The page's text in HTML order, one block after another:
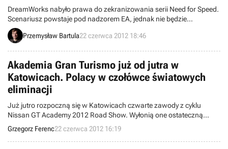
DreamWorks nabyło prawa do zekranizowania serii Need for Speed.
Scenariusz powstaje pod nadzorem EA, jednak nie będzie
ekranizacją konkretnej gry. Film trafi na ekrany najwcześniej w 2014
roku.Przemysław Bartula22 czerwca 2012 18:46
Akademia Gran Turismo już od jutra w
Katowicach. Polacy w czołówce światowych
eliminacji
Już jutro rozpoczną się w Katowicach czwarte zawody z cyklu
Nissan GT Academy 2012 Road Show. Wyłonią one ostateczną
grupę zawodników, którzy w lipcu zmierzą się w polskim finale
zmagań i zawalczą o udział w prawdziwym wyścigu na torze
Silverstone. Dotychczasowe imprezy ukazały duży potencjał polskich
Grzegorz Ferenc22 czerwca 2012 16:19